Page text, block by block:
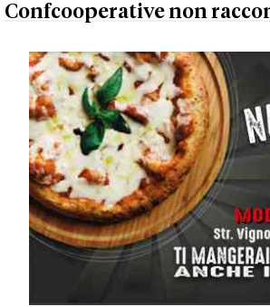
Confcooperative non